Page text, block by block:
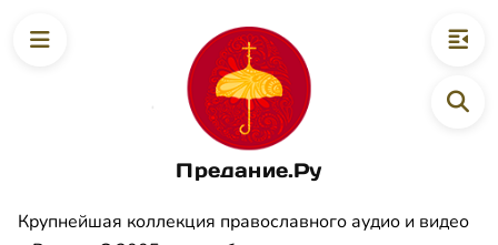
Предание.Ру
Крупнейшая коллекция православного аудио и видео